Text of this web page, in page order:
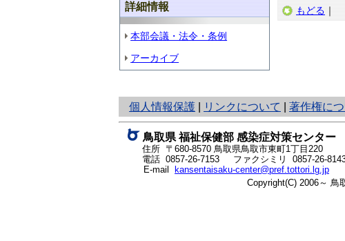
詳細情報
本部会議・法令・条例
アーカイブ
もどる ｜
個人情報保護
と
り
ネ
ッ
ト
へ
リンクについて 著作権に
鳥取県 福祉保健部 感染症対策センター
住所 〒680-8570 鳥取県鳥取市東町1丁目220
電話 0857-26-7153
ファクシミリ 0857-26-
E-mail
kansentaisaku-center@pref.tottori.lg.jp
Copyright(C) 2006～